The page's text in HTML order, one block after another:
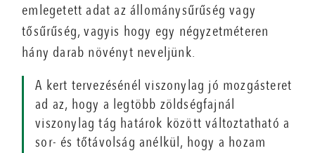
emlegetett adat az állománysűrűség vagy
tősűrűség, vagyis hogy egy négyzetméteren
hány darab növényt neveljünk.
A kert tervezésénél viszonylag jó mozgásteret
ad az, hogy a legtöbb zöldségfajnál
viszonylag tág határok között változtatható a
sor- és tőtávolság anélkül, hogy a hozam